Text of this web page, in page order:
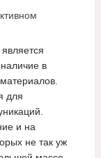
в
для
и на
не так уж